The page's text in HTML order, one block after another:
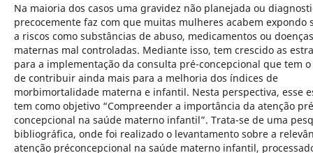
Na maioria dos casos uma gravidez não planejada ou
precocemente faz com que muitas mulheres acabem expondo
a riscos como substâncias de abuso, medicamentos ou doenças
maternas mal controladas. Mediante isso, tem crescido as
para a implementação da consulta pré-concepcional que tem
de contribuir ainda mais para a melhoria dos índices de
morbimortalidade materna e infantil. Nesta perspectiva, esse
tem como objetivo “Compreender a importância da atenção
concepcional na saúde materno infantil”. Trata-se de uma
bibliográfica, onde foi realizado o levantamento sobre a
atenção préconcepcional na saúde materno infantil,